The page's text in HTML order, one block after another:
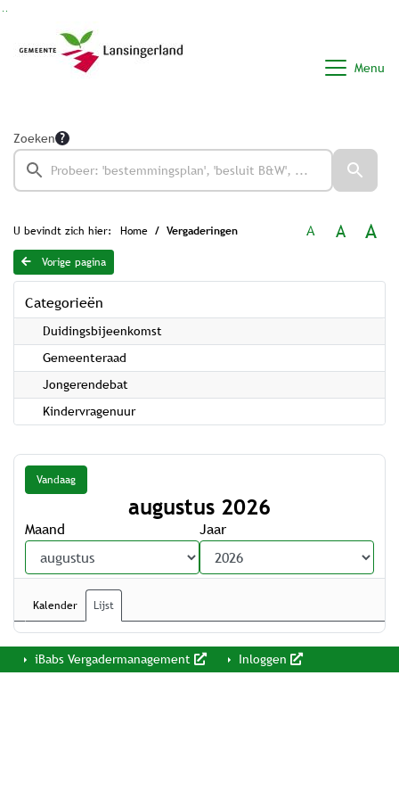
Menu
Zoeken
U bevindt zich hier: Home Vergaderingen A A A
Vorige pagina
Categorieën
Duidingsbijeenkomst
Gemeenteraad
Jongerendebat
Kindervragenuur
Vandaag
augustus 2026
Maand Jaar
Kalender Lijst
iBabs Vergadermanagement Inloggen